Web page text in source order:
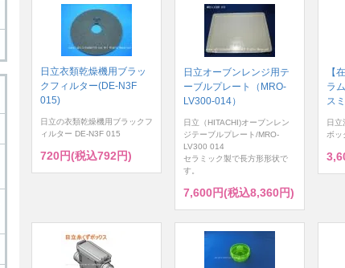
日立衣類乾燥機用ブラッ
クフィルター(DE-N3F
015)
日立の衣類乾燥機用ブラックフ
ィルター DE-N3F 015
720円(税込792円)
日立オーブンレンジ用テ
ーブルプレート（MRO-
LV300-014）
日立（HITACHI)オーブンレン
ジテーブルプレート/MRO-
LV300 014
セラミック製で長方形形状で
す。
7,600円(税込8,360円)
【
ラ
ス
日立
ボッ